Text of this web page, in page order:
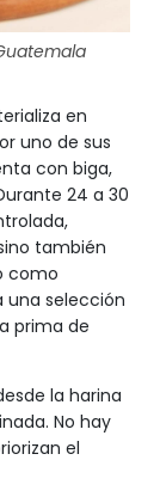
en
uno de sus
con biga,
24 a 30
también
como
una selección
prima de
la harina
No hay
el